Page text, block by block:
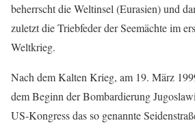
beherrscht die Weltinsel (Eurasien) und
zuletzt die Triebfeder der Seemächte im
Weltkrieg.
Nach dem Kalten Krieg, am 19. März
dem Beginn der Bombardierung
US-Kongress das so genannte